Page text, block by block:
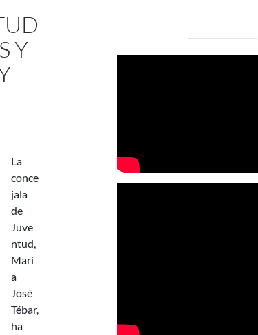
Y
La
conce
jala
de
Juve
ntud,
Marí
a
José
Tébar,
ha